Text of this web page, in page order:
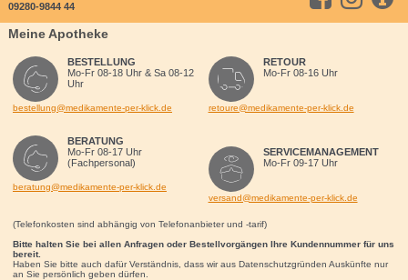
09280-9844 44
Meine Apotheke
BESTELLUNG
Mo-Fr 08-18 Uhr & Sa 08-12
Uhr
bestellung@medikamente-per-klick.de
BERATUNG
Mo-Fr 08-17 Uhr
(Fachpersonal)
beratung@medikamente-per-klick.de
RETOUR
Mo-Fr 08-16 Uhr
retoure@medikamente-per-klick.de
SERVICEMANAGEMENT
Mo-Fr 09-17 Uhr
versand@medikamente-per-klick.de
(Telefonkosten sind abhängig von Telefonanbieter und -tarif)
Bitte halten Sie bei allen Anfragen oder Bestellvorgängen Ihre Kundennummer für uns
bereit.
Haben Sie bitte auch dafür Verständnis, dass wir aus Datenschutzgründen Auskünfte nur
an Sie persönlich geben dürfen.